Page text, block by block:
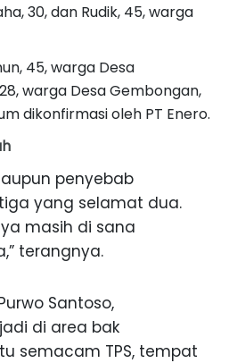
30, dan Rudik, 45, warga
45, warga Desa
warga Desa Gembongan,
dikonfirmasi oleh PT Enero.
penyebab
yang selamat dua.
masih di sana
terangnya.
Santoso,
di area bak
semacam TPS, tempat
ANAK BOJONEGORO DAN
SEKOLAH DI SMPN SARADAN
1996